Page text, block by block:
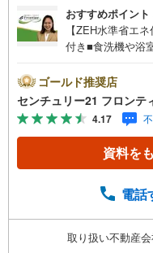
おすすめポイント
【ZEH水準省エ
付き■食洗機や浴
のゆとりある空間
ッチン・プライベ
ラン・東側幅員約
れもスムーズ 立
学校まで徒歩約
プロ、ファイナ
3.たくさんの銀
家のリフォーム
5.定期的にご連絡
ゴールド推奨店
センチュリー21 フロン
4.17
資料を
電話
取り扱い不動産